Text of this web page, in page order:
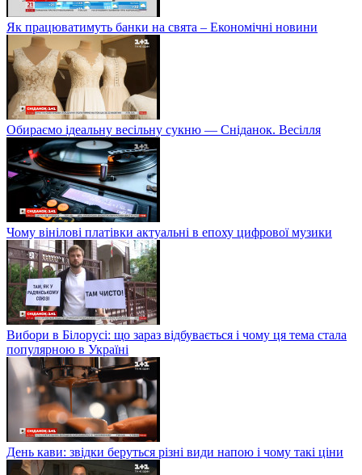
Як працюватимуть банки на свята – Економічні новини
Обираємо ідеальну весільну сукню — Сніданок. Весілля
Чому вінілові платівки актуальні в епоху цифрової музики
Вибори в Білорусі: що зараз відбувається і чому ця тема стала
популярною в Україні
День кави: звідки беруться різні види напою і чому такі ціни